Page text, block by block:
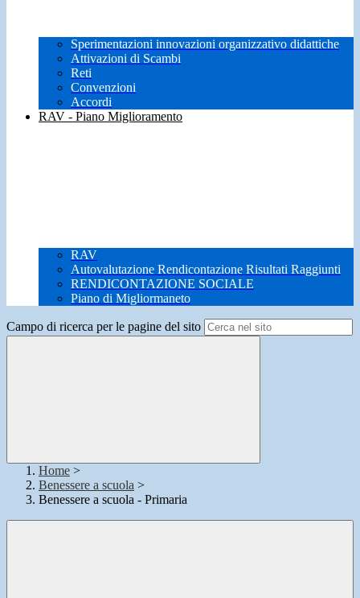
Sperimentazioni innovazioni organizzativo didattiche
Attivazioni di Scambi
Reti
Convenzioni
Accordi
RAV - Piano Miglioramento
RAV
Autovalutazione Rendicontazione Risultati Raggiunti
RENDICONTAZIONE SOCIALE
Piano di Migliormaneto
Campo di ricerca per le pagine del sito
Home >
Benessere a scuola >
Benessere a scuola - Primaria